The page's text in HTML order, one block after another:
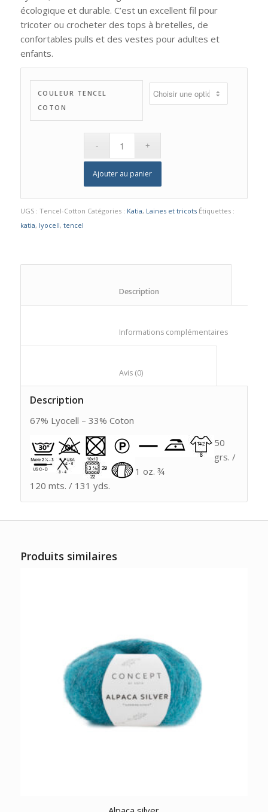
écologique et durable. C’est un excellent fil pour
tricoter ou crocheter des tops à bretelles, de
confortables pulls et des vestes pour adultes et
enfants.
COULEUR TENCEL
COTON
Ajouter au panier
UGS : Tencel-Cotton Catégories : Katia, Laines et tricots Étiquettes :
katia, lyocell, tencel
Informations
						Avis (0)
Description
67% Lyocell – 33% Coton
50
grs. /
1 oz. ¾
120 mts. / 131 yds.
Produits similaires